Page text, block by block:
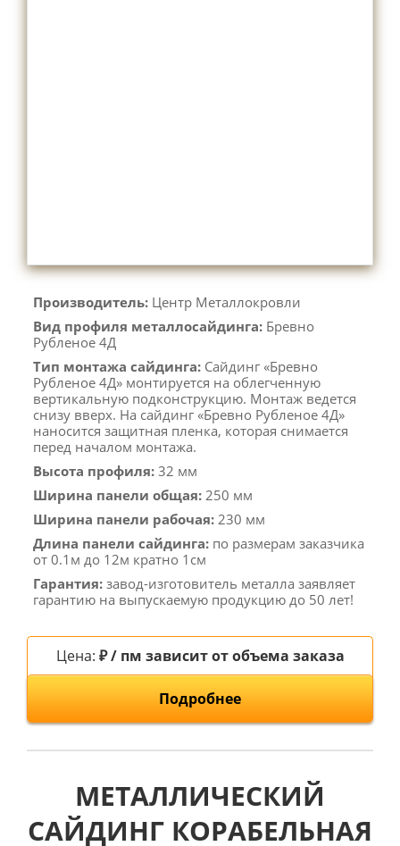
Производитель: Центр Металлокровли
Вид профиля металлосайдинга: Бревно
Рубленое 4Д
Тип монтажа сайдинга: Сайдинг «Бревно
Рубленое 4Д» монтируется на облегченную
вертикальную подконструкцию. Монтаж ведется
снизу вверх. На сайдинг «Бревно Рубленое 4Д»
наносится защитная пленка, которая снимается
перед началом монтажа.
Высота профиля: 32 мм
Ширина панели общая: 250 мм
Ширина панели рабочая: 230 мм
Длина панели сайдинга: по размерам заказчика
от 0.1м до 12м кратно 1см
Гарантия: завод-изготовитель металла заявляет
гарантию на выпускаемую продукцию до 50 лет!
Цена: ₽ / пм зависит от объема заказа
Подробнее
МЕТАЛЛИЧЕСКИЙ
САЙДИНГ КОРАБЕЛЬНАЯ